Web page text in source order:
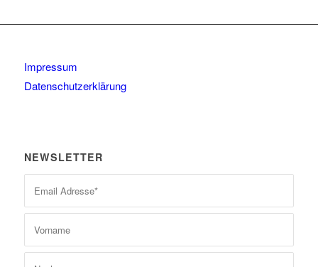
Impressum
Datenschutzerklärung
NEWSLETTER